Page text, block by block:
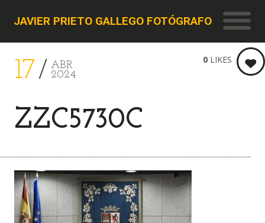
JAVIER PRIETO GALLEGO FOTÓGRAFO
17
ABR
2024
ZZC5730C
0 LIKES